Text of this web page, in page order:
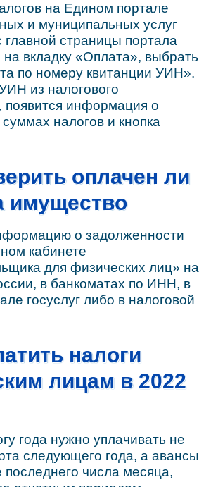
на Едином портале
и муниципальных услуг
главной страницы портала
вкладку «Оплата», выбрать
по номеру квитанции УИН».
из налогового
появится информация о
налогов и кнопка
оплачен ли
имущество
о задолженности
кабинете
для физических лиц» на
в банкоматах по ИНН, в
госуслуг либо в налоговой
налоги
лицам в 2022
года нужно уплачивать не
следующего года, а авансы
числа месяца,